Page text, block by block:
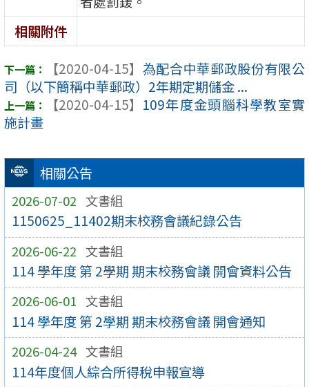
相關公告
2026-07-02 文書組
1150625_11402期末校務會議紀錄公告
2026-06-22 文書組
114 學年度 第 2學期 期末校務會議 開會資料公告
2026-06-01 文書組
114 學年度 第 2學期 期末校務會議 開會通知
2026-04-24 文書組
114年度個人綜合所得稅申報宣導
相關附件
【2020-04-15】 為配合中華郵政股份有限公
司（以下簡稱中華郵政）2年期定期儲金 ...
【2020-04-15】 109年度金頭腦科學教室實
施計畫